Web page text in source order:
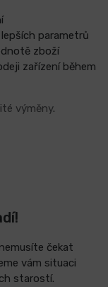
parametrů
zboží
zařízení během
výměny.
čekat
vám situaci
starostí.